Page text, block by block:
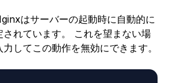
はサーバーの起動時に自動的に
されています。 これを望まない場
してこの動作を無効にできます。